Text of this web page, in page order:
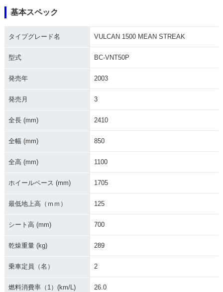
基本スペック
タイプグレード名 VULCAN 1500 MEAN STREAK
型式 BC-VNT50P
発売年 2003
発売月 3
全長 (mm) 2410
全幅 (mm) 850
全高 (mm) 1100
ホイールベース (mm) 1705
最低地上高（ｍｍ） 125
シート高 (mm) 700
乾燥重量 (kg) 289
乗車定員（名） 2
燃料消費率（1）(km/L) 26.0